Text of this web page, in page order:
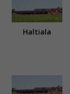
Haltiala